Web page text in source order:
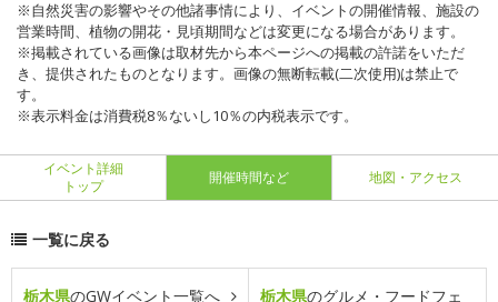
※自然災害の影響やその他諸事情により、イベントの開催情報、施設の
営業時間、植物の開花・見頃期間などは変更になる場合があります。
※掲載されている画像は取材先から本ページへの掲載の許諾をいただ
き、提供されたものとなります。画像の無断転載(二次使用)は禁止で
す。
※表示料金は消費税8％ないし10％の内税表示です。
イベント詳細
トップ
開催時間など 地図・アクセス
一覧に戻る
栃木県のGWイベント一覧へ 栃木県のグルメ・フードフェ